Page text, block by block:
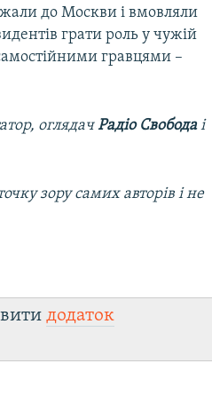
до Москви і вмовляли
грати роль у чужій
гравцями –
оглядачРадіо Свободаі
зору самих авторів і не
додаток